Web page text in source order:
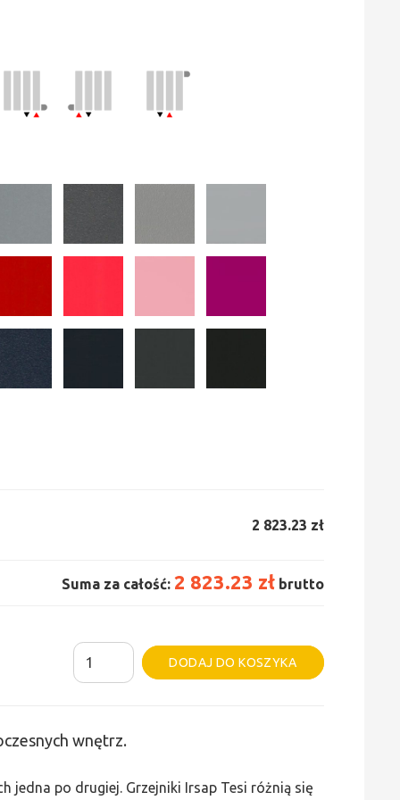
2 823.23 zł
Suma za całość: 2 823.23 zł brutto
ilość
Grzejnik
DODAJ DO KOSZYKA
Alternative:
wnętrz.
jedna po drugiej. Grzejniki Irsap Tesi różnią się